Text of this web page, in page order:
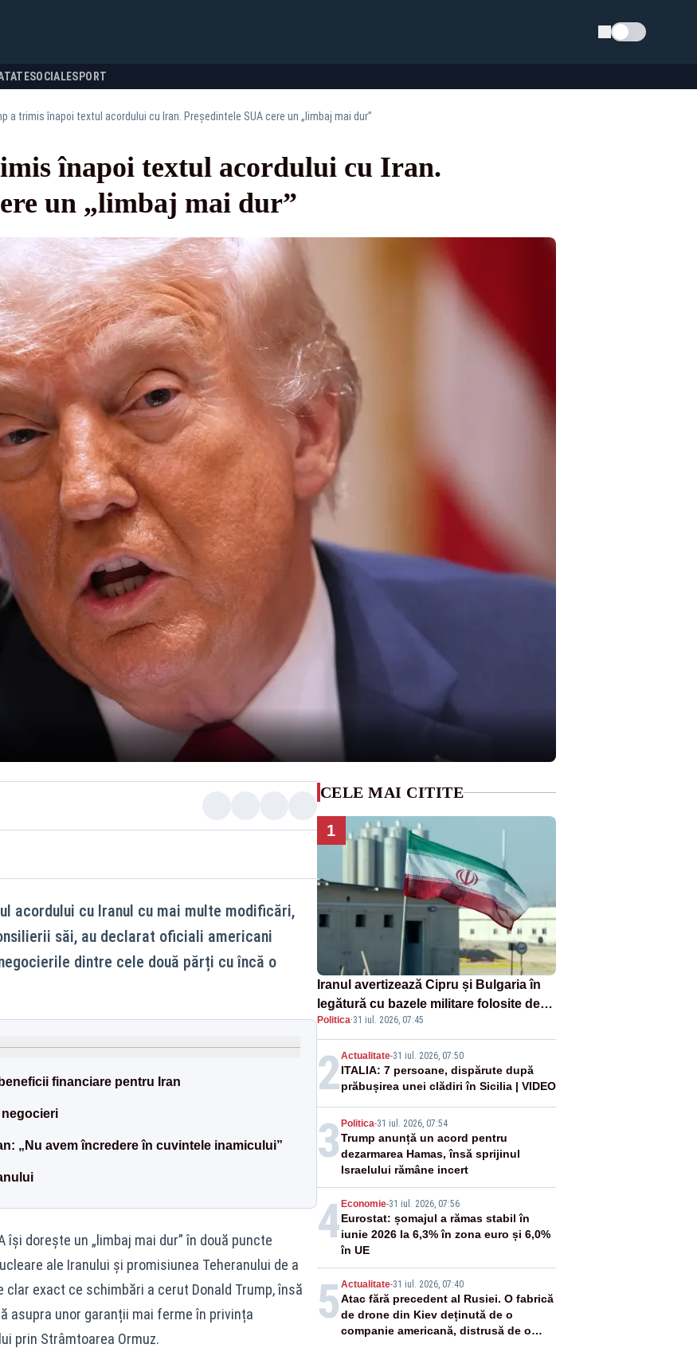
Schimba tema
SOCIALESPORT
a trimis înapoi textul acordului cu Iran. Președintele SUA cere un „limbaj mai dur”
înapoi textul acordului cu Iran.
un „limbaj mai dur”
acordului cu Iranul cu mai multe modificări,
săi, au declarat oficiali americani
dintre cele două părți cu încă o
financiare pentru Iran
„Nu avem încredere în cuvintele inamicului”
dorește un „limbaj mai dur” în două puncte
ale Iranului și promisiunea Teheranului de a
exact ce schimbări a cerut Donald Trump, însă
asupra unor garanții mai ferme în privința
prin Strâmtoarea Ormuz.
CELE MAI CITITE
1
Iranul avertizează Cipru și Bulgaria în
legătură cu bazele militare folosite de
SUA
Politica·31 iul. 2026, 07:45
2Actualitate-31 iul. 2026, 07:50
ITALIA: 7 persoane, dispărute după
prăbușirea unei clădiri în Sicilia | VIDEO
3 Politica-31 iul. 2026, 07:54
Trump anunță un acord pentru
dezarmarea Hamas, însă sprijinul
Israelului rămâne incert
4 Economie-31 iul. 2026, 07:56
Eurostat: șomajul a rămas stabil în
iunie 2026 la 6,3% în zona euro și 6,0%
în UE
5 Actualitate-31 iul. 2026, 07:40
Atac fără precedent al Rusiei. O fabrică
de drone din Kiev deținută de o
companie americană, distrusă de o